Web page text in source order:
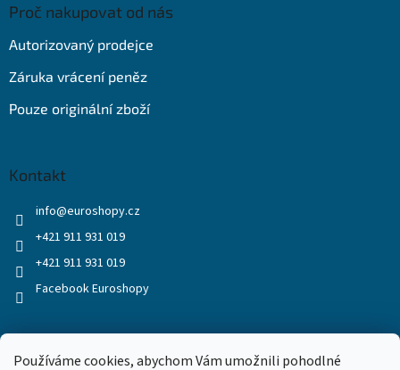
Používáme cookies, abychom Vám umožnili pohodlné
Proč nakupovat od nás
Autorizovaný prodejce
Záruka vrácení peněz
Pouze originální zboží
Kontakt
info@euroshopy.cz
+421 911 931 019
+421 911 931 019
Facebook Euroshopy